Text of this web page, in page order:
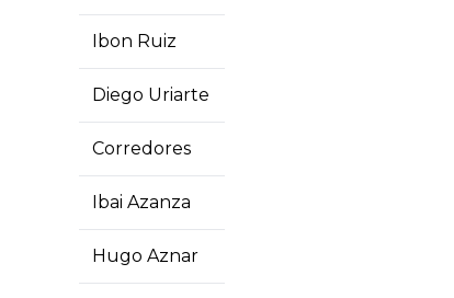
Ibon Ruiz
Diego Uriarte
Corredores
Ibai Azanza
Hugo Aznar